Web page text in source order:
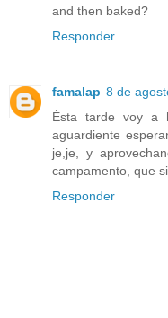
and then baked?
Responder
famalap 8 de
Ésta tarde voy a
aguardiente
je,je, y
campamento, que
Responder